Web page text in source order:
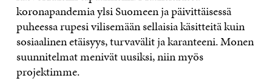
koronapandemia ylsi Suomeen ja päivittäisessä
puheessa rupesi vilisemään sellaisia käsitteitä kuin
sosiaalinen etäisyys, turvavälit ja karanteeni. Monen
suunnitelmat menivät uusiksi, niin myös
projektimme.